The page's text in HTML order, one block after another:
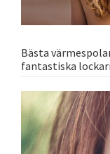
Bästa
fantastiska